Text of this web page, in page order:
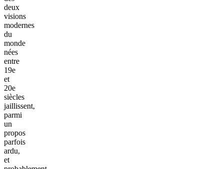
deux
visions
modernes
du
monde
nées
entre
19e
et
20e
siècles
jaillissent,
parmi
un
propos
parfois
ardu,
et